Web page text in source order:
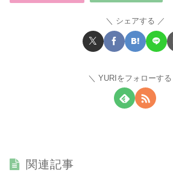
シェアする
YURIをフォローする
関連記事